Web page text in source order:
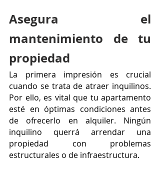
Asegura el
mantenimiento de tu
propiedad
La primera impresión es crucial
cuando se trata de atraer inquilinos.
Por ello, es vital que tu apartamento
esté en óptimas condiciones antes
de ofrecerlo en alquiler. Ningún
inquilino querrá arrendar una
propiedad con problemas
estructurales o de infraestructura.